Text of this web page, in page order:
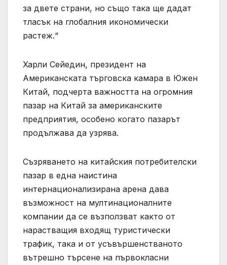
за двете страни, но също така ще дадат
тласък на глобалния икономически
растеж.“
Харли Сейедин, президент на
Американската търговска камара в Южен
Китай, подчерта важността на огромния
пазар на Китай за американските
предприятия, особено когато пазарът
продължава да узрява.
Съзряването на китайския потребителски
пазар в една наистина
интернационализирана арена дава
възможност на мултинационалните
компании да се възползват както от
нарастващия входящ туристически
трафик, така и от усъвършенстваното
вътрешно търсене на първокласни